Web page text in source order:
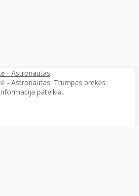
- Astronautas
- Astronautas. Trumpas prekės
pateikia..